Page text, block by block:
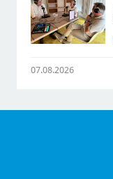
07.08.2026